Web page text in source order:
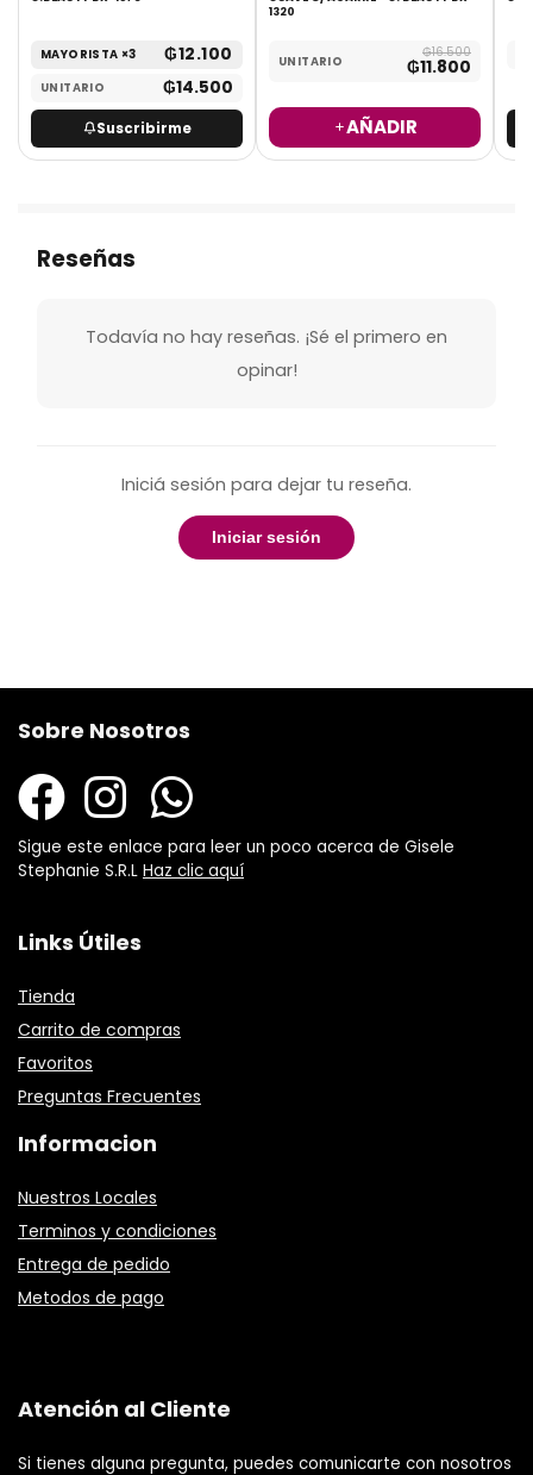
MAYORISTA ×3 ₲12.100
UNITARIO ₲14.500
Suscribirme
1320
UNITARIO
₲16.500
₲11.800
AÑADIR
Reseñas
Todavía no hay reseñas. ¡Sé el primero en
opinar!
Iniciá sesión para dejar tu reseña.
Iniciar sesión
Sobre Nosotros
Sigue este enlace para leer un poco acerca de Gisele
Stephanie S.R.L Haz clic aquí
Links Útiles
Tienda
Carrito de compras
Favoritos
Preguntas Frecuentes
Informacion
Nuestros Locales
Terminos y condiciones
Entrega de pedido
Metodos de pago
Atención al Cliente
Si tienes alguna pregunta, puedes comunicarte con nosotros